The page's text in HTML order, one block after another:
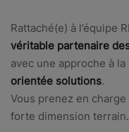
Rattaché(e) à l’équipe
véritable partenaire
avec une approche à la
orientée solutions.
Vous prenez en
forte dimension terrain.